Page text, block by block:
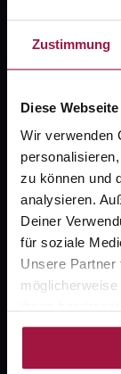
Zustimmung
Diese
Wir verwenden
zu können und
analysieren.
Deiner
für soziale
Unsere Partner
Nutzung der
Fragen
Kontakt
FAQ
gesund.de
Über uns
Karriere